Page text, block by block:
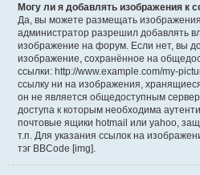
Могу ли я добавлять изображения к
Да, вы можете размещать
администратор разрешил добавлять
изображение на форум. Если нет, вы
изображение, сохранённое на
ссылки: http://www.example.com/my-
ссылку ни на изображения,
он не является общедоступным
доступа к которым необходима
почтовые ящики hotmail или yahoo,
т.п. Для указания ссылок на
тэг BBCode [img].